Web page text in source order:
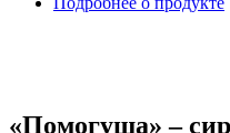
«Помогуша» –